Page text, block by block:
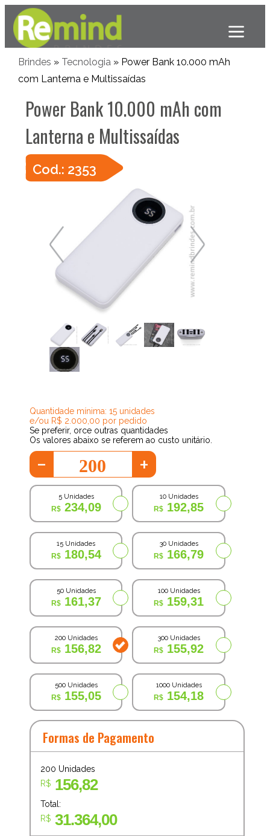
Brindes » Tecnologia» Power Bank 10.000 mAh
com Lanterna e Multissaídas
Power Bank 10.000 mAh com
Lanterna e Multissaídas
Cod.: 2353
Quantidade mínima: 15 unidades
e/ou R$ 2.000,00 por pedido
Se preferir, orce outras quantidades
Os valores abaixo se referem ao custo unitário.
- +
5 Unidades
234,09
10 Unidades
192,85
15 Unidades
180,54
30 Unidades
166,79
50 Unidades
161,37
100 Unidades
159,31
200 Unidades
156,82
300 Unidades
155,92
500 Unidades
155,05
1000 Unidades
154,18
Formas de Pagamento
200 Unidades
R$ 156,82
Total:
R$ 31.364,00